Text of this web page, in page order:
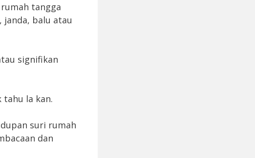
tangga
janda, balu atau
signifikan
tahu la kan.
suri rumah
dan